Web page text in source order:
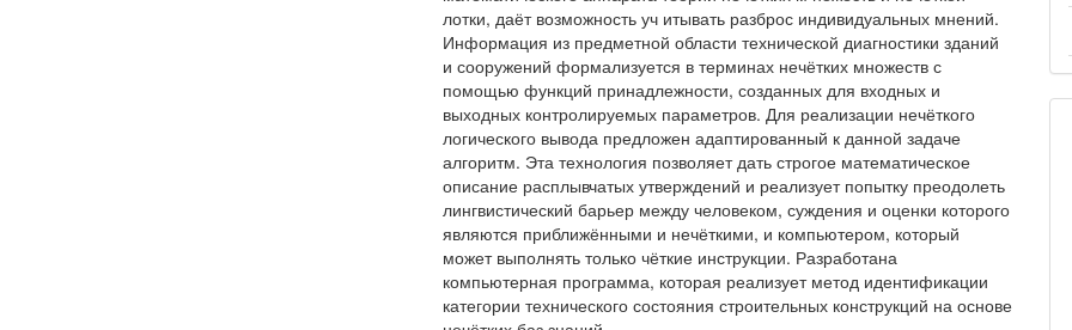
лотки, даёт возможность уч итывать разброс индивидуальных мнений.
Информация из предметной области технической диагностики зданий
и сооружений формализуется в терминах нечётких множеств с
помощью функций принадлежности, созданных для входных и
выходных контролируемых параметров. Для реализации нечёткого
логического вывода предложен адаптированный к данной задаче
алгоритм. Эта технология позволяет дать строгое математическое
описание расплывчатых утверждений и реализует попытку преодолеть
лингвистический барьер между человеком, суждения и оценки которого
являются приближёнными и нечёткими, и компьютером, который
может выполнять только чёткие инструкции. Разработана
компьютерная программа, которая реализует метод идентификации
категории технического состояния строительных конструкций на основе